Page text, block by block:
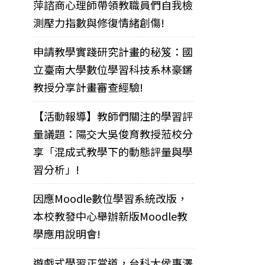
萍諮商心理師帶領教職員們自我檢
測壓力指數與修復情緒創傷!
申請教學實踐研究計畫的秘笈：國
立臺南大學數位學習科技系林豪鏘
教授分享計畫審查經驗!
【活動報導】教師們關注的學習評
量議題：陽交大吳俊育教授蒞校分
享「混成式教學下的動態評量與學
習分析」!
因應Moodle數位學習系統改版，
本校教發中心舉辦新版Moodle教
學應用說明會!